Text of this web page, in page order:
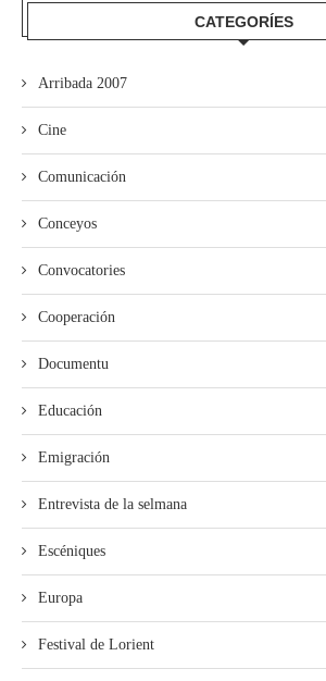
CATEGORÍES
Arribada 2007
Cine
Comunicación
Conceyos
Convocatories
Cooperación
Documentu
Educación
Emigración
Entrevista de la selmana
Escéniques
Europa
Festival de Lorient